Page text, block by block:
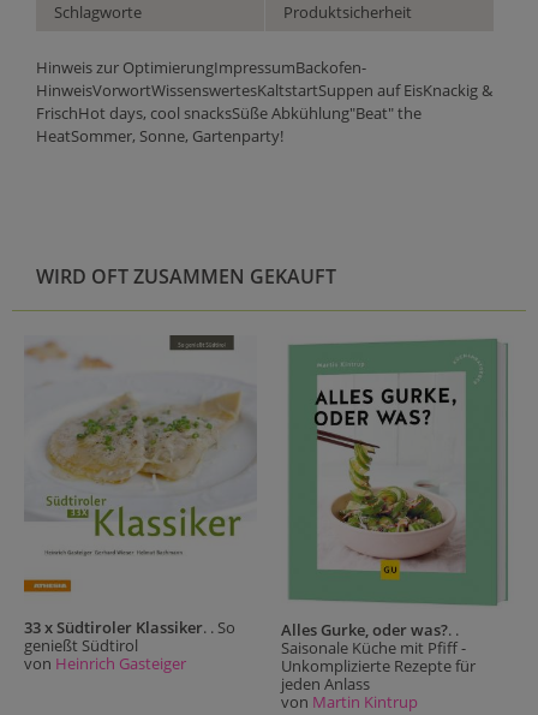
Schlagworte
Produktsicherheit
Hinweis zur OptimierungImpressumBackofen-
HinweisVorwortWissenswertesKaltstartSuppen auf EisKnackig &
FrischHot days, cool snacksSüße Abkühlung"Beat" the
HeatSommer, Sonne, Gartenparty!
WIRD OFT ZUSAMMEN GEKAUFT
33 x Südtiroler Klassiker. . So
genießt Südtirol
von Heinrich Gasteiger
Alles Gurke, oder was?. .
Saisonale Küche mit Pfiff -
Unkomplizierte Rezepte für
jeden Anlass
von Martin Kintrup